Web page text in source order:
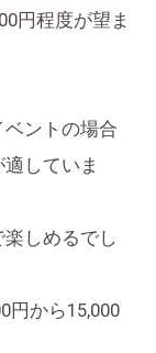
円程度が望ま
ントの場合
していま
しめるでし
円から15,000